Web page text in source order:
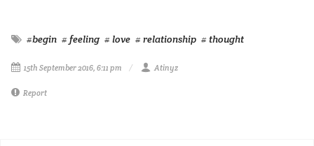
#begin # feeling # love # relationship # thought
15th September 2016, 6:11 pm Atinyz
Report